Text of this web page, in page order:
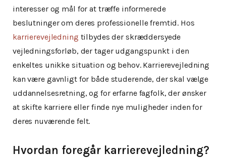
interesser og mål for at træffe informerede
beslutninger om deres professionelle fremtid. Hos
karrierevejledning tilbydes der skræddersyede
vejledningsforløb, der tager udgangspunkt i den
enkeltes unikke situation og behov. Karrierevejledning
kan være gavnligt for både studerende, der skal vælge
uddannelsesretning, og for erfarne fagfolk, der ønsker
at skifte karriere eller finde nye muligheder inden for
deres nuværende felt.
Hvordan foregår karrierevejledning?